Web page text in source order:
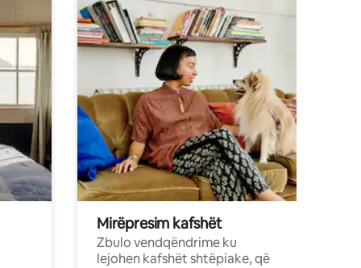
Mirëpresim kafshët
Zbulo vendqëndrime ku
lejohen kafshët shtëpiake, që